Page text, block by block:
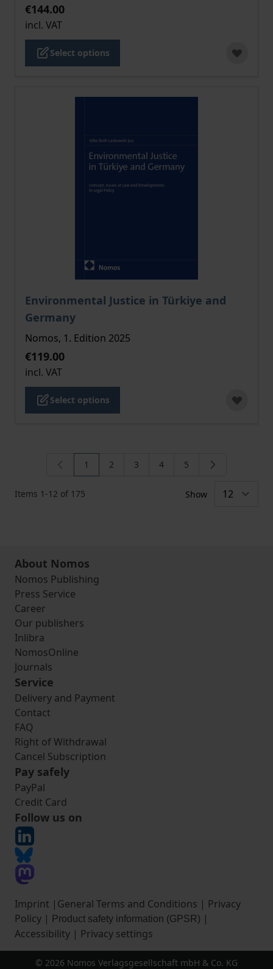
€144.00
incl. VAT
Select options
Environmental Justice in Türkiye and
Germany
The price depends on the options chosen on the
Nomos, 1. Edition 2025
€119.00
incl. VAT
Select options
Items 1 -12 of 175
You're currently reading page
1 Page
2 Page
3 Page
4 Page
5
Show
About Nomos
Nomos Publishing
Press Service
Career
Our publishers
Inlibra
NomosOnline
Journals
Service
Delivery and Payment
Contact
FAQ
Right of Withdrawal
Cancel Subscription
Pay safely
PayPal
Credit Card
Follow us on
Imprint | General Terms and Conditions | Privacy
Policy | Product safety information (GPSR) |
Accessibility | Privacy settings
© 2026 Nomos Verlagsgesellschaft mbH & Co. KG